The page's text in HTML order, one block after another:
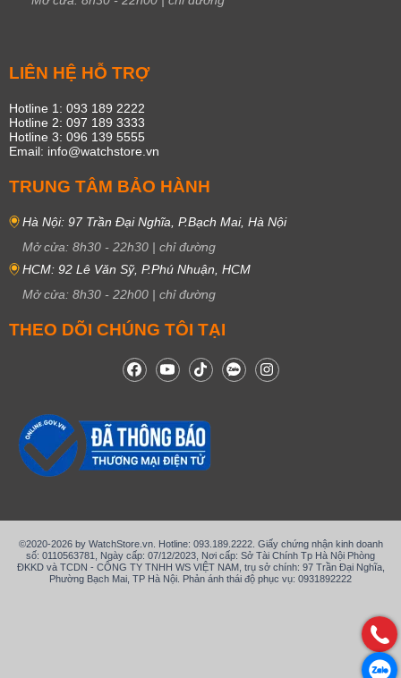
LIÊN HỆ HỖ TRỢ
Hotline 1: 093 189 2222
Hotline 2: 097 189 3333
Hotline 3: 096 139 5555
Email: info@watchstore.vn
TRUNG TÂM BẢO HÀNH
Hà Nội: 97 Trần Đại Nghĩa, P.Bạch Mai, Hà Nội
Mở cửa: 8h30 - 22h30 | chỉ đường
HCM: 92 Lê Văn Sỹ, P.Phú Nhuận, HCM
Mở cửa: 8h30 - 22h00 | chỉ đường
THEO DÕI CHÚNG TÔI TẠI
©2020-2026 by WatchStore.vn. Hotline: 093.189.2222. Giấy chứng nhận kinh doanh
số: 0110563781, Ngày cấp: 07/12/2023, Nơi cấp: Sở Tài Chính Tp Hà Nội Phòng
ĐKKD và TCDN - CÔNG TY TNHH WS VIỆT NAM, trụ sở chính: 97 Trần Đại Nghĩa,
Phường Bạch Mai, TP Hà Nội. Phản ánh thái độ phục vụ: 0931892222